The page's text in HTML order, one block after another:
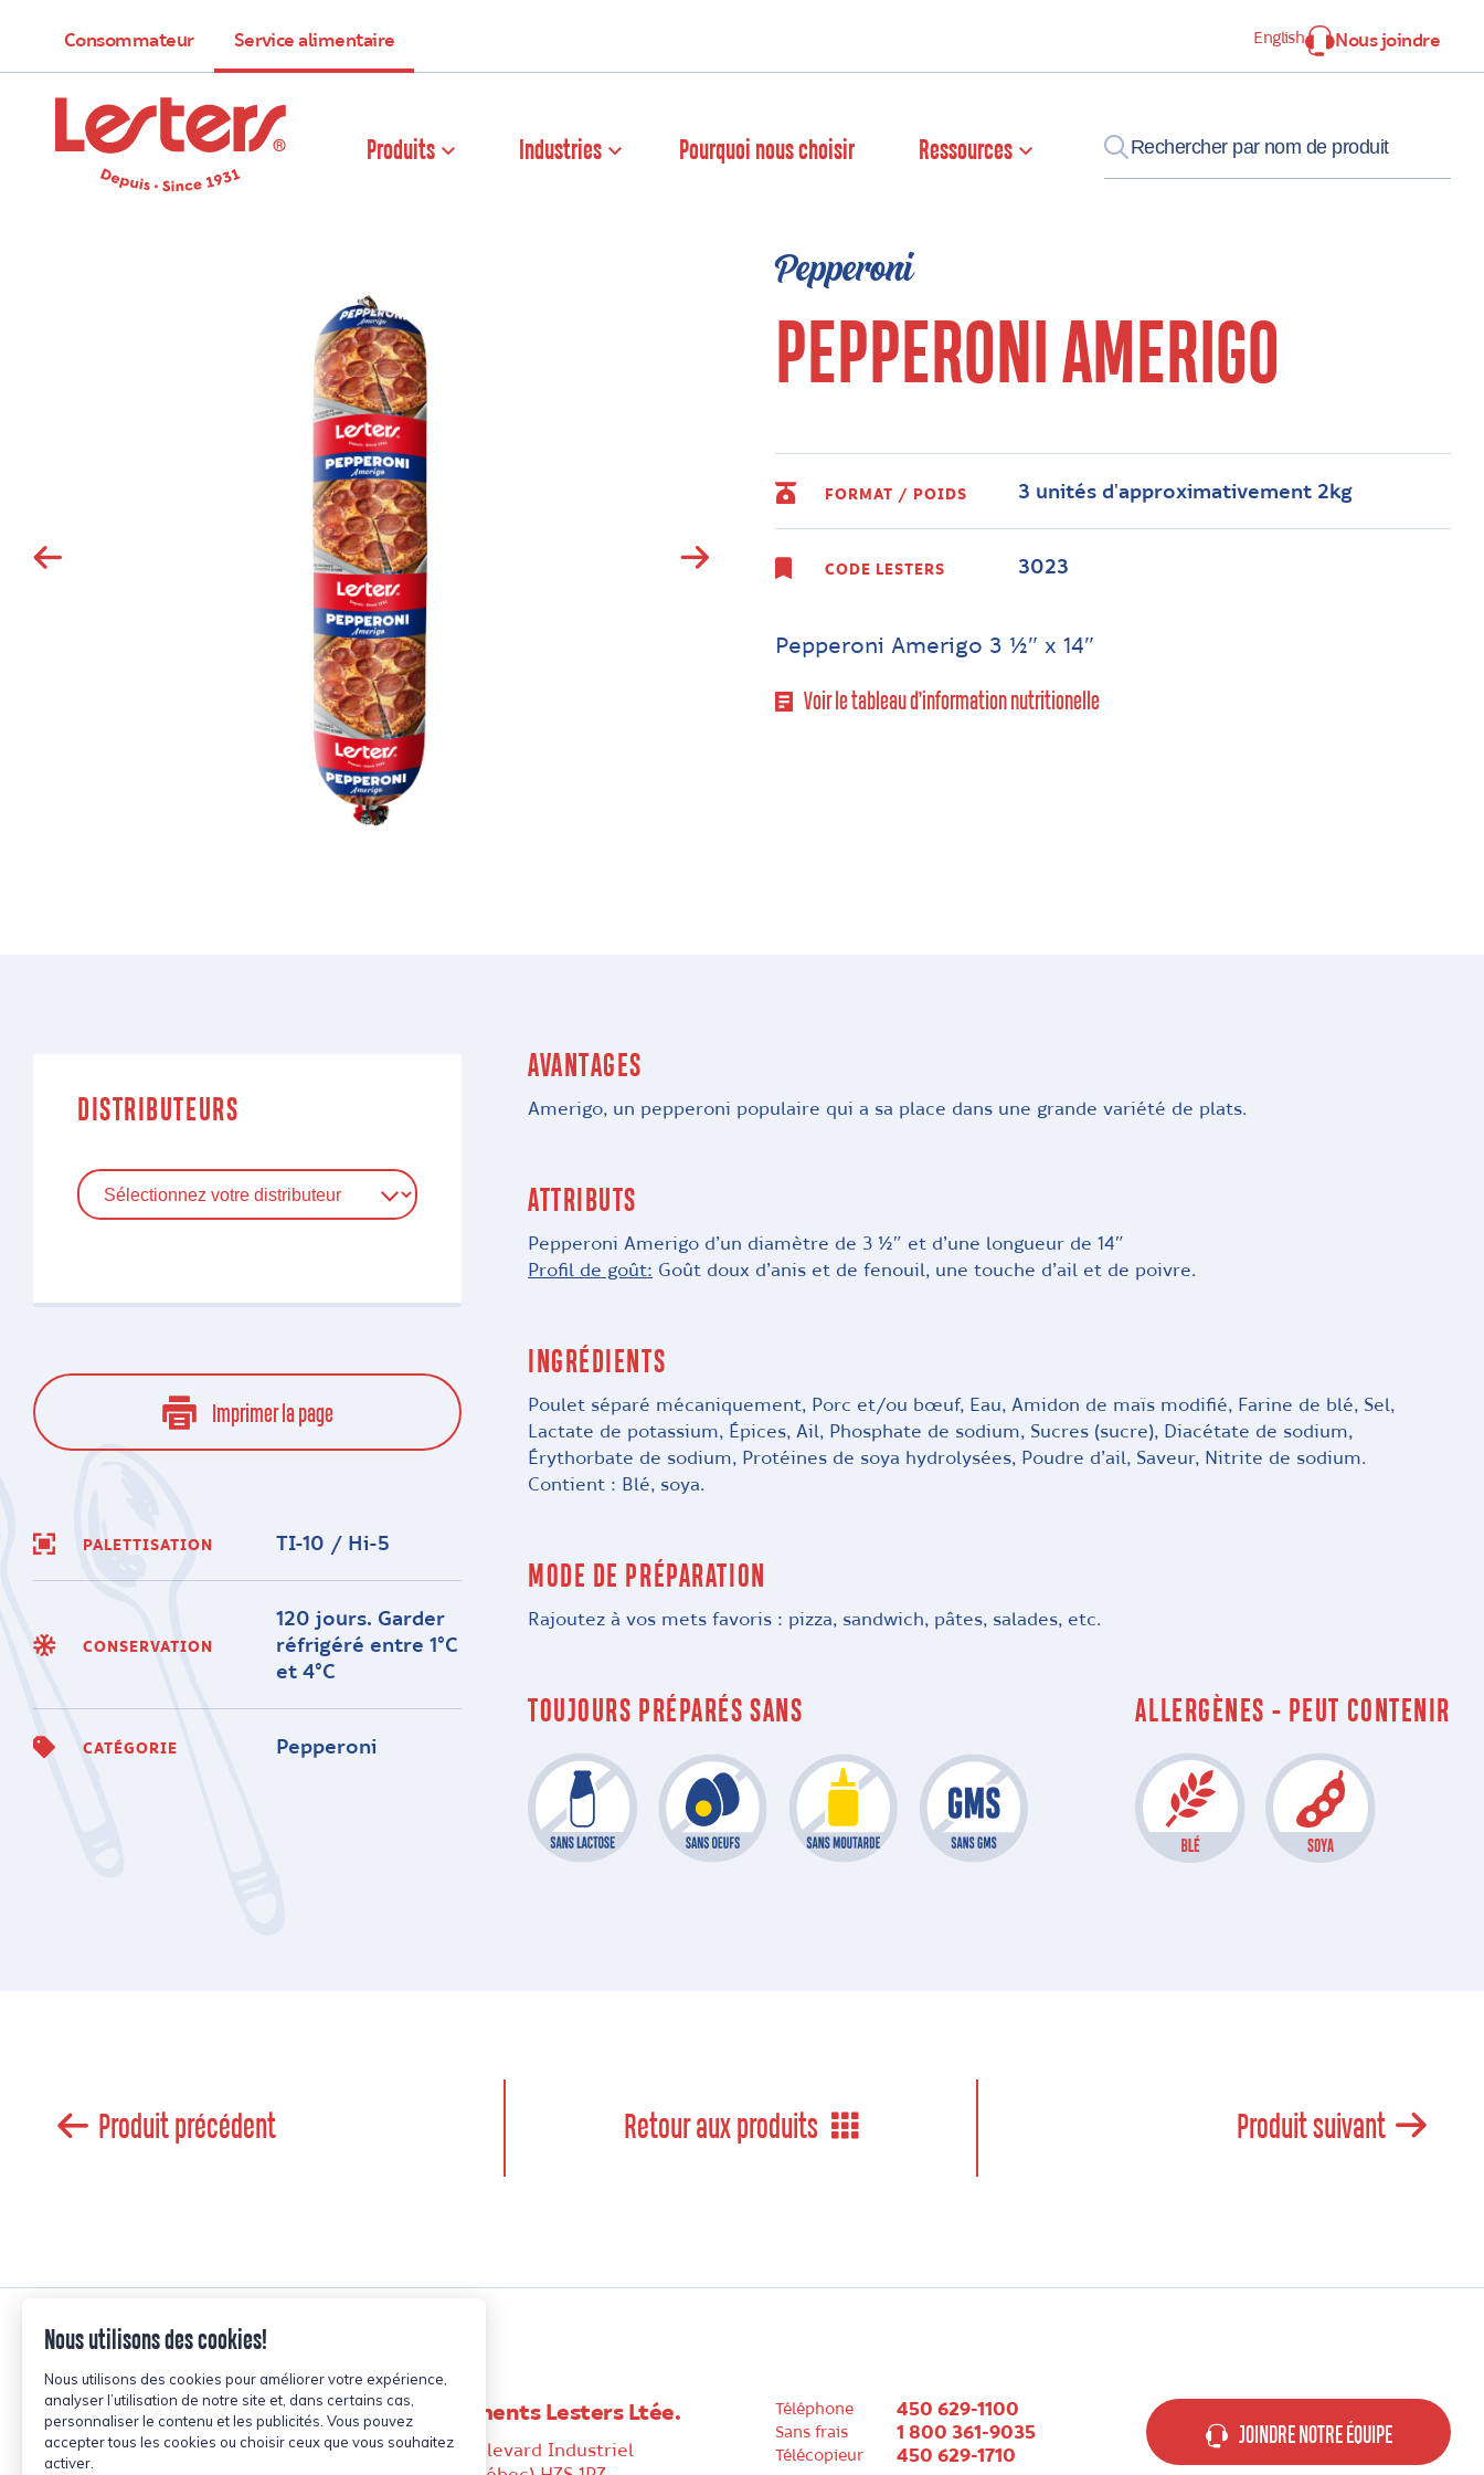
Consommateur Service alimentaire English Nous joindre
Produits Industries Pourquoi nous choisir Ressources
Pepperoni
PEPPERONI AMERIGO
FORMAT / POIDS 3 unités d'approximativement 2kg
CODE LESTERS 3023
Pepperoni Amerigo 3 ½″ x 14″
Voir le tableau d’information nutritionelle
DISTRIBUTEURS
Imprimer la page
PALETTISATION TI-10 / Hi-5
CONSERVATION
120 jours. Garder
réfrigéré entre 1°C
et 4°C
CATÉGORIE Pepperoni
AVANTAGES
Amerigo, un pepperoni populaire qui a sa place dans une grande variété de plats.
ATTRIBUTS
Pepperoni Amerigo d’un diamètre de 3 ½″ et d’une longueur de 14″
Profil de goût: Goût doux d’anis et de fenouil, une touche d’ail et de poivre.
INGRÉDIENTS
Poulet séparé mécaniquement, Porc et/ou bœuf, Eau, Amidon de maïs modifié, Farine de blé, Sel,
Lactate de potassium, Épices, Ail, Phosphate de sodium, Sucres (sucre), Diacétate de sodium,
Érythorbate de sodium, Protéines de soya hydrolysées, Poudre d’ail, Saveur, Nitrite de sodium.
Contient : Blé, soya.
MODE DE PRÉPARATION
Rajoutez à vos mets favoris : pizza, sandwich, pâtes, salades, etc.
TOUJOURS PRÉPARÉS SANS ALLERGÈNES - PEUT CONTENIR
Produit précédent Retour aux produits Produit suivant
Les Aliments Lesters Ltée.
2105, Boulevard Industriel
Téléphone 450 629-1100
Sans frais 1 800 361-9035
Télécopieur 450 629-1710
JOINDRE NOTRE ÉQUIPE